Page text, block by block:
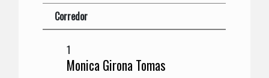
Corredor
1
Monica Girona Tomas